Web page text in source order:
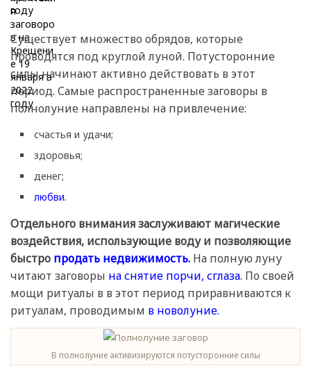
Существует множество обрядов, которые
проводятся под круглой луной. Потусторонние
силы начинают активно действовать в этот
период. Самые распространенные заговоры в
полнолуние направлены на привлечение:
счастья и удачи;
здоровья;
денег;
любви.
Отдельного внимания заслуживают магические
воздействия, использующие воду и позволяющие
быстро продать недвижимость. На полную луну
читают заговоры на снятие порчи, сглаза. По своей
мощи ритуалы в в этот период приравниваются к
ритуалам, проводимым в новолуние.
В полнолуние активизируются потусторонние силы